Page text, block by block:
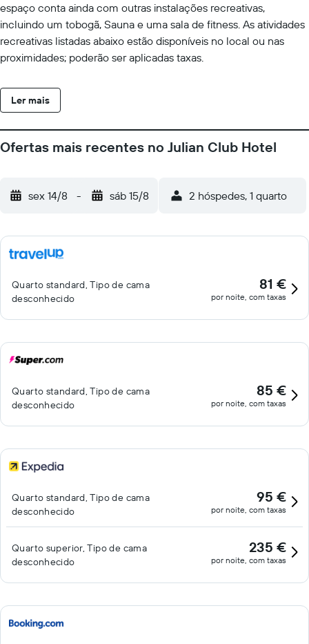
espaço conta ainda com outras instalações recreativas,
incluindo um tobogã, Sauna e uma sala de fitness. As atividades
recreativas listadas abaixo estão disponíveis no local ou nas
proximidades; poderão ser aplicadas taxas.
Ler mais
Ofertas mais recentes no Julian Club Hotel
sex 14/8 - sáb 15/8 2 hóspedes, 1 quarto
Quarto standard, Tipo de cama
desconhecido
81 €
por noite, com taxas
Quarto standard, Tipo de cama
desconhecido
85 €
por noite, com taxas
Quarto standard, Tipo de cama
desconhecido
95 €
por noite, com taxas
Quarto superior, Tipo de cama
desconhecido
235 €
por noite, com taxas